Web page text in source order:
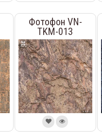
Фотофон VN-
TKM-013